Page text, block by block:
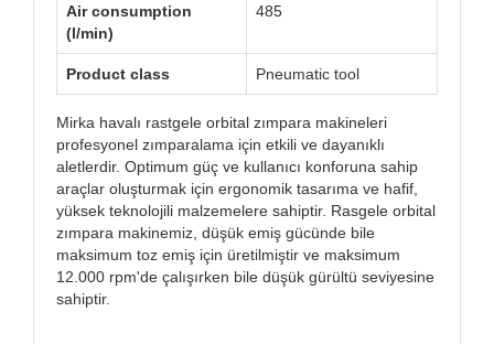
Air consumption
(l/min)
485
Product class Pneumatic tool
Mirka havalı rastgele orbital zımpara makineleri
profesyonel zımparalama için etkili ve dayanıklı
aletlerdir. Optimum güç ve kullanıcı konforuna sahip
araçlar oluşturmak için ergonomik tasarıma ve hafif,
yüksek teknolojili malzemelere sahiptir. Rasgele orbital
zımpara makinemiz, düşük emiş gücünde bile
maksimum toz emiş için üretilmiştir ve maksimum
12.000 rpm'de çalışırken bile düşük gürültü seviyesine
sahiptir.